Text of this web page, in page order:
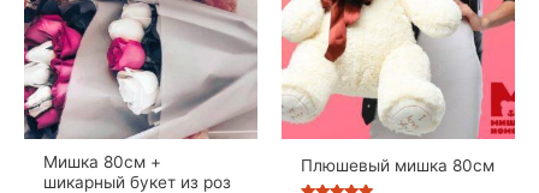
Мишка 80см +
шикарный букет из роз
Плюшевый мишка 80см